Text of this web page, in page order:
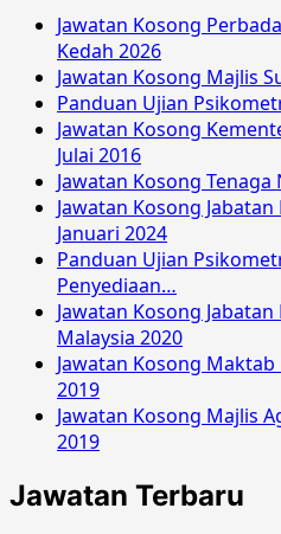
Jawatan Kosong
Kedah 2026
Jawatan Kosong Majlis
Panduan Ujian
Jawatan Kosong
Julai 2016
Jawatan Kosong
Jawatan Kosong
Januari 2024
Panduan Ujian
Penyediaan…
Jawatan Kosong
Malaysia 2020
Jawatan Kosong
2019
Jawatan Kosong Majlis
2019
Jawatan Terbaru